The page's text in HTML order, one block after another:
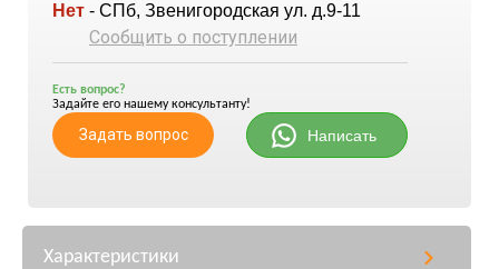
Нет - СПб, Звенигородская ул. д.9-11
Сообщить о поступлении
Есть вопрос?
Задайте его нашему консультанту!
Задать вопрос Написать
Характеристики